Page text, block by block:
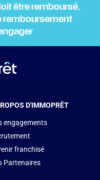
être remboursé.
remboursement
D'IMMOPRÊT
engagements
franchisé
Partenaires